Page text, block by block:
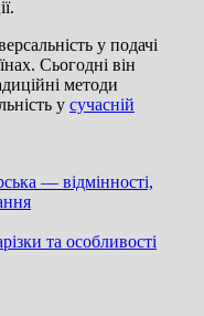
у подачі
Сьогодні він
методи
у сучасній
— відмінності,
та особливості